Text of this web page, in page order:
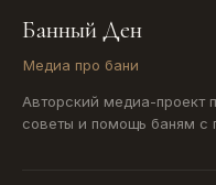
ОБЗОРЫ БАНЬ
Карта
Показываем на карте
на метку можно
Банный Ден
Медиа про бани
Авторский медиа-проект
советы и помощь баням с